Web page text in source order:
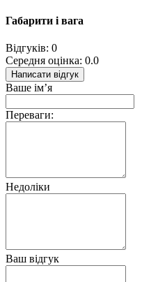
Габарити і вага
Відгуків: 0
Середня оцінка: 0.0
Написати відгук
Ваше ім’я
Переваги:
Недоліки
Ваш відгук